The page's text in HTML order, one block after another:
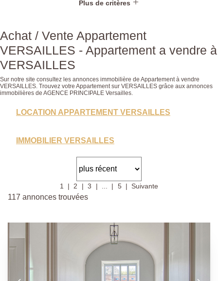
Plus de critères
Achat / Vente Appartement
VERSAILLES - Appartement a vendre à
VERSAILLES
Sur notre site consultez les annonces immobilière de Appartement à vendre
VERSAILLES. Trouvez votre Appartement sur VERSAILLES grâce aux annonces
immobilières de AGENCE PRINCIPALE Versailles.
LOCATION APPARTEMENT VERSAILLES
IMMOBILIER VERSAILLES
1 2 3 5 Suivante
117 annonces trouvées